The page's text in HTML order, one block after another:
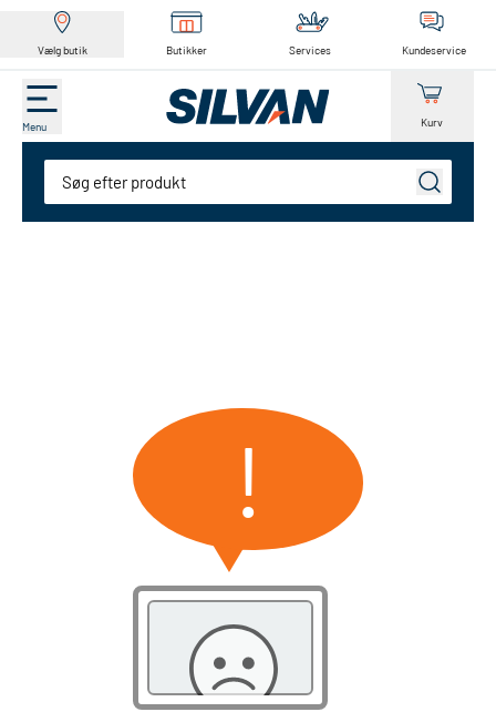
Vælg butik Butikker Services Kundeservice
Menu Kurv
Søg
!